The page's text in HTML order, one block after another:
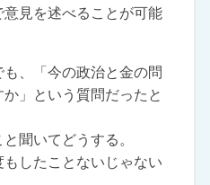
見を述べることが可能
、「今の政治と金の問
」という質問だったと
聞いてどうする。
したことないじゃない